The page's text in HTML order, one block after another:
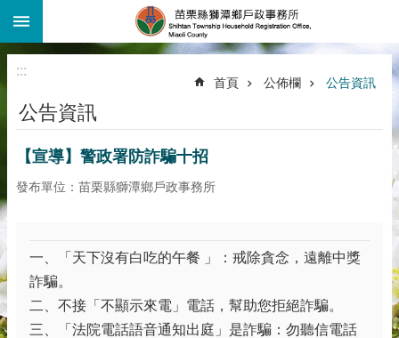
跳到主要內容區塊
:::
首頁 公佈欄 公告資訊
公告資訊
【宣導】警政署防詐騙十招
發布單位：苗栗縣獅潭鄉戶政事務所
一、「天下沒有白吃的午餐 」：戒除貪念，遠離中獎
詐騙。
二、不接「不顯示來電」電話，幫助您拒絕詐騙。
三、「法院電話語音通知出庭」是詐騙：勿聽信電話